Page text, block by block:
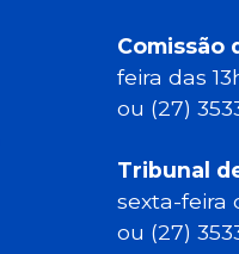
Comissão
feira das
ou (27)
Tribunal
sexta-feira
ou (27)